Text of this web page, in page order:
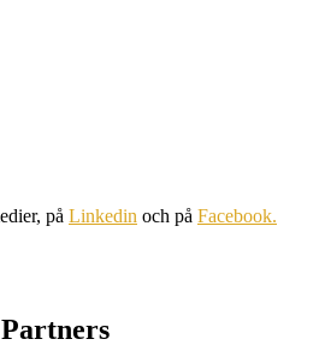
på Linkedin och på Facebook.
Partners